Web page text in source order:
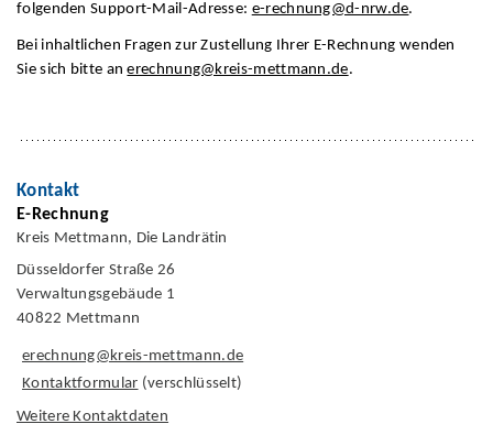
folgenden Support-Mail-Adresse: e-rechnung@d-nrw.de.
Bei inhaltlichen Fragen zur Zustellung Ihrer E-Rechnung wenden
Sie sich bitte anerechnung@kreis-mettmann.de.
Kontakt
E-Rechnung
Kreis Mettmann, Die Landrätin
Düsseldorfer Straße 26
Verwaltungsgebäude 1
40822 Mettmann
erechnung@kreis-mettmann.de
Kontaktformular (verschlüsselt)
Weitere Kontaktdaten